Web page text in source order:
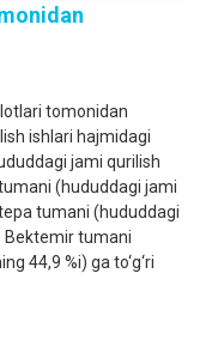
tomonidan
ishlari hajmidagi
jami qurilish
(hududdagi jami
tumani (hududdagi
Bektemir tumani
44,9 %i) ga to‘g‘ri